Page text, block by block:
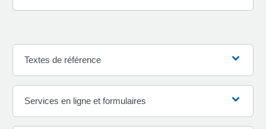
Textes de référence
Services en ligne et formulaires